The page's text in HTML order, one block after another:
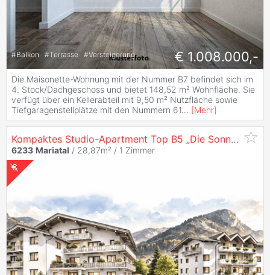
#Balkon #Terrasse #Versteigerung € 1.008.000,-
Die Maisonette-Wohnung mit der Nummer B7 befindet sich im
4. Stock/Dachgeschoss und bietet 148,52 m² Wohnfläche. Sie
verfügt über ein Kellerabteil mit 9,50 m² Nutzfläche sowie
Tiefgaragenstellplätze mit den Nummern 61... [Mehr]
Kompaktes Studio-Apartment Top B5 „Die Sonnenuhr",
6233 Mariatal / 28,87m² / 1 Zimmer